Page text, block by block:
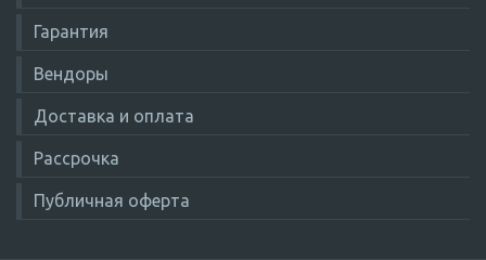
Гарантия
Вендоры
Доставка и оплата
Рассрочка
Публичная оферта